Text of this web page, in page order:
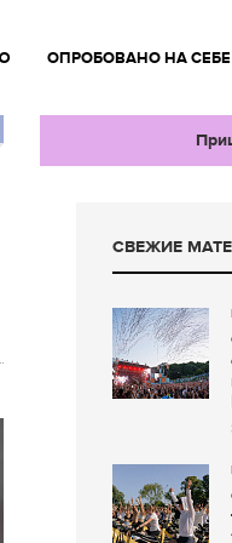
ОПРОБОВАНО НА СЕБЕ
СВЕЖИЕ